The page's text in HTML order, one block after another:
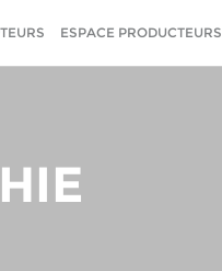
ESPACE PRODUCTEURS